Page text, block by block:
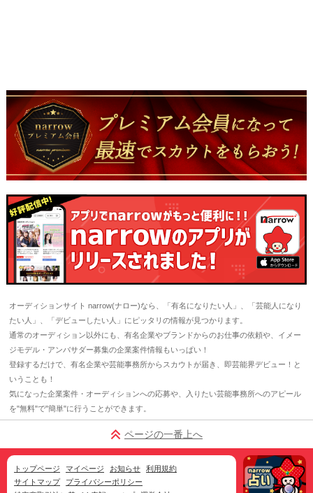
オーディションサイト narrow(ナロー)なら、「有名になりたい人」、「芸能人になり
たい人」、「デビューしたい人」にピッタリの情報が見つかります。
通常のオーディション以外にも、有名企業やブランドからのお仕事の依頼や、イメー
ジモデル・アンバサダー募集の企業案件情報もいっぱい！
登録するだけで、有名企業や芸能事務所からスカウトが届き、即芸能界デビュー！と
いうことも！
気になった企業案件・オーディションへの応募や、入りたい芸能事務所へのアピール
を"無料"で"簡単"に行うことができます。
ページの一番上へ
トップページ マイページ お知らせ
利用規約
サイトマップ
プライバシーポリシー